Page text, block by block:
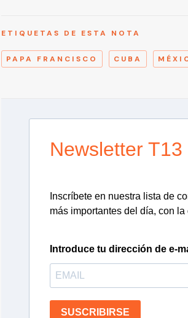
ETIQUETAS DE ESTA NOTA
PAPA FRANCISCO CUBA
Newsletter T13
Inscríbete en nuestra lista de
más importantes del día, con
Introduce tu dirección de e-
SUSCRIBIRSE